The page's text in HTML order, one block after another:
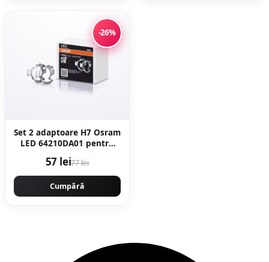
-26%
Set 2 adaptoare H7 Osram
LED 64210DA01 pentru
Skoda, VW
57 lei77 lei
Cumpără